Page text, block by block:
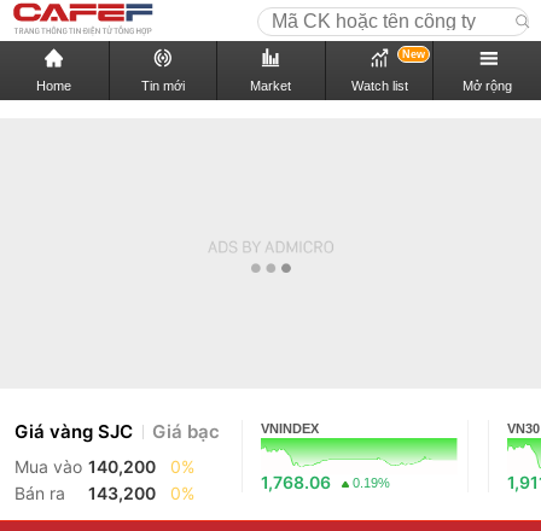
Home Tin mới Market Watch list
New
Mở rộng
Giá vàng SJC Giá bạc
Mua vào 140,200
0%
Bán ra
143,200 0%
VNINDEX
1,768.06 0.19%
VN30